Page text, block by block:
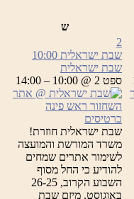
ש
2
שבת ישראלית 10:00
שבת ישראלית
ספט 2 @ 10:00 – 14:00
כרטיסים
שבת ישראלית חוזרת!
משרד המורשת והמועצה
לשימור אתרים שמחים
להודיע כי החל מסוף
השבוע הקרוב, 26-25
באוגוסט, מיזם שבת